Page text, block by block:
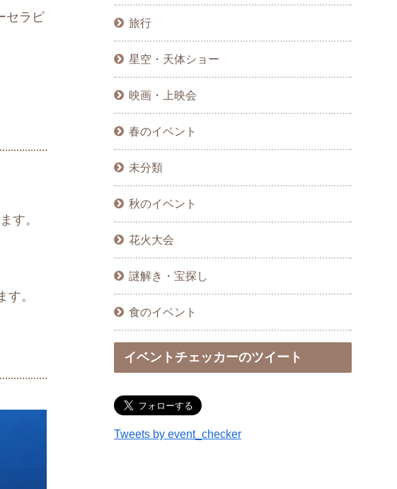
セラピ
す。
。
旅行
星空・天体ショー
映画・上映会
春のイベント
未分類
秋のイベント
花火大会
謎解き・宝探し
食のイベント
イベントチェッカーのツイート
Tweets by event_checker